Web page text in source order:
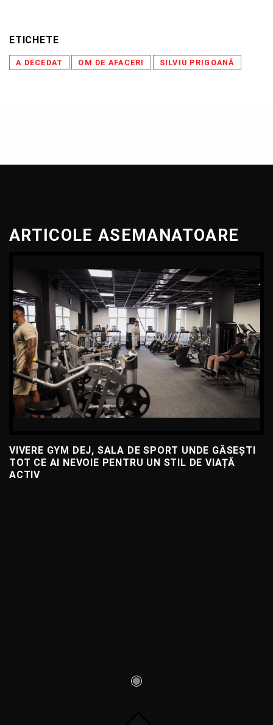
ETICHETE
A DECEDAT OM DE AFACERI SILVIU PRIGOANĂ
ARTICOLE ASEMANATOARE
VIVERE GYM DEJ, SALA DE SPORT UNDE GĂSEȘTI
TOT CE AI NEVOIE PENTRU UN STIL DE VIAȚĂ
ACTIV